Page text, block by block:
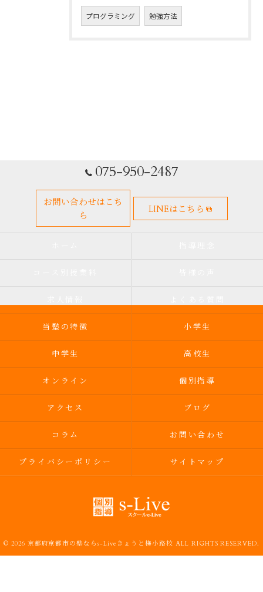
プログラミング 勉強方法
075-950-2487
お問い合わせはこち
ら
LINEはこちら
当塾の特徴 小学生
中学生 高校生
オンライン 個別指導
アクセス ブログ
コラム お問い合わせ
プライバシーポリシー サイトマップ
© 2026 京都府京都市の塾ならs-Liveきょうと梅小路校 ALL RIGHTS RESERVED.